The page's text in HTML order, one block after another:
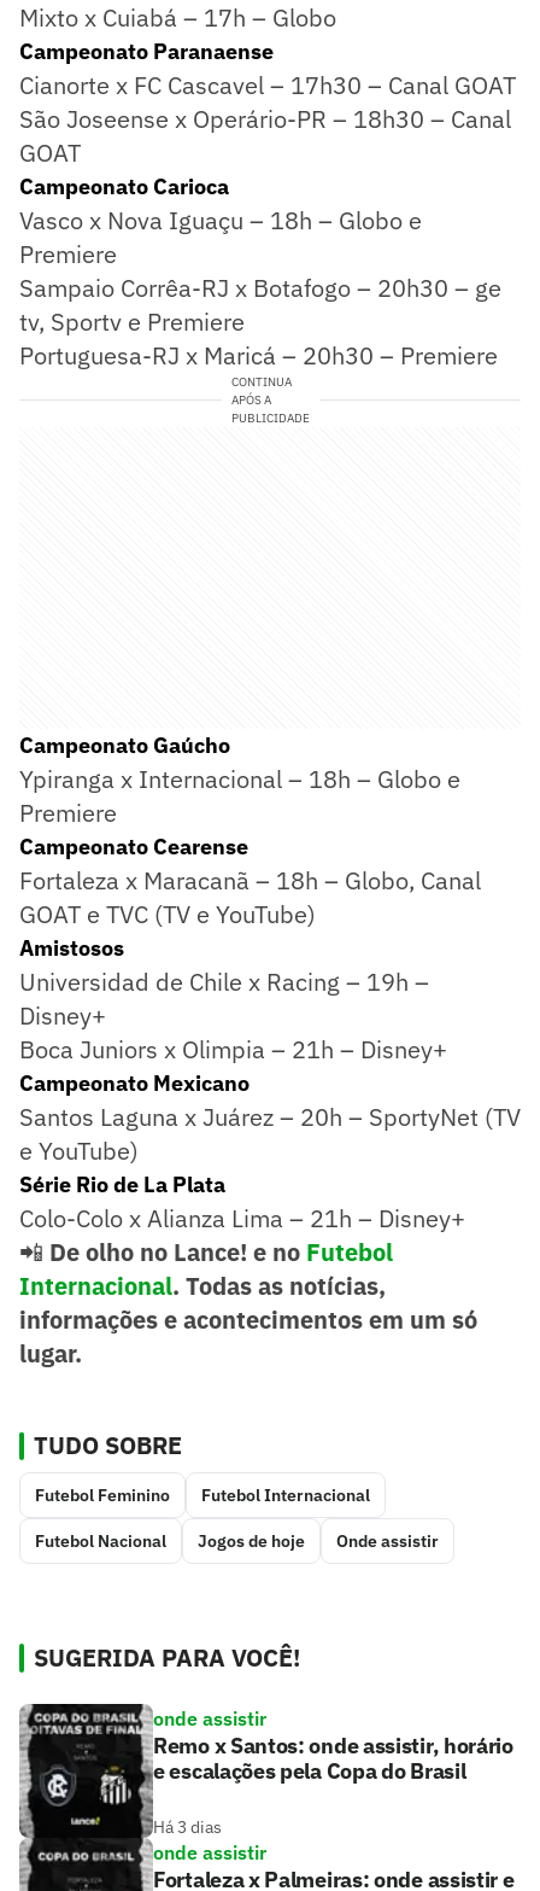
Mixto x Cuiabá – 17h – Globo
Campeonato Paranaense
Cianorte x FC Cascavel – 17h30 – Canal GOAT
São Joseense x Operário-PR – 18h30 – Canal
GOAT
Campeonato Carioca
Vasco x Nova Iguaçu – 18h – Globo e
Premiere
Sampaio Corrêa-RJ x Botafogo – 20h30 – ge
tv, Sportv e Premiere
Portuguesa-RJ x Maricá – 20h30 – Premiere
CONTINUA
APÓS A
PUBLICIDADE
Campeonato Gaúcho
Ypiranga x Internacional – 18h – Globo e
Premiere
Campeonato Cearense
Fortaleza x Maracanã – 18h – Globo, Canal
GOAT e TVC (TV e YouTube)
Amistosos
Universidad de Chile x Racing – 19h –
Disney+
Boca Juniors x Olimpia – 21h – Disney+
Campeonato Mexicano
Santos Laguna x Juárez – 20h – SportyNet (TV
e YouTube)
Série Rio de La Plata
Colo-Colo x Alianza Lima – 21h – Disney+
📲 De olho no Lance! e no Futebol
Internacional. Todas as notícias,
informações e acontecimentos em um só
lugar.
TUDO SOBRE
Futebol Feminino Futebol Internacional
Futebol Nacional Jogos de hoje Onde assistir
SUGERIDA PARA VOCÊ!
onde assistir
Remo x Santos: onde assistir, horário
e escalações pela Copa do Brasil
Há 3 dias
onde assistir
Fortaleza x Palmeiras: onde assistir e